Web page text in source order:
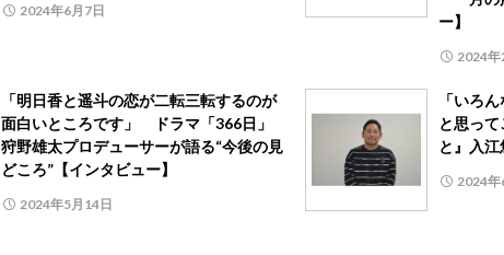
2024年6月7日
ー】
2024年
「明日香と遥斗の恋が二転三転するのが
面白いところです」 ドラマ「366日」
狩野雄太プロデューサーが語る“今後の見
どころ”【インタビュー】
2024年5月14日
「いろ
と思っ
と』入江
2024年